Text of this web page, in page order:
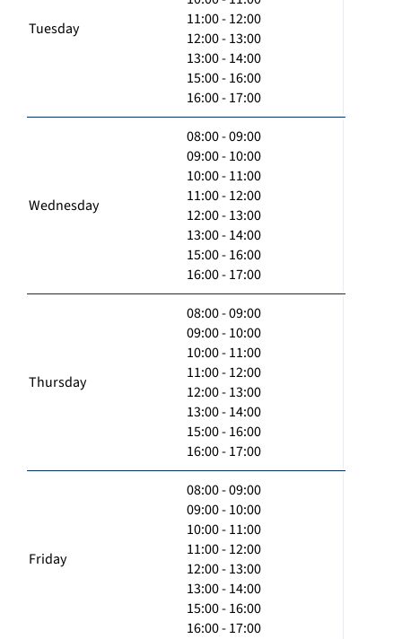
Tuesday
11:00 - 12:00
12:00 - 13:00
13:00 - 14:00
15:00 - 16:00
16:00 - 17:00
Wednesday
08:00 - 09:00
09:00 - 10:00
10:00 - 11:00
11:00 - 12:00
12:00 - 13:00
13:00 - 14:00
15:00 - 16:00
16:00 - 17:00
Thursday
08:00 - 09:00
09:00 - 10:00
10:00 - 11:00
11:00 - 12:00
12:00 - 13:00
13:00 - 14:00
15:00 - 16:00
16:00 - 17:00
Friday
08:00 - 09:00
09:00 - 10:00
10:00 - 11:00
11:00 - 12:00
12:00 - 13:00
13:00 - 14:00
15:00 - 16:00
16:00 - 17:00